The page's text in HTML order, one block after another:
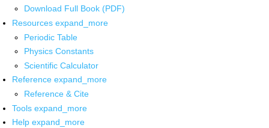
Download Full Book (PDF)
Resources expand_more
Periodic Table
Physics Constants
Scientific Calculator
Reference expand_more
Reference & Cite
Tools expand_more
Help expand_more